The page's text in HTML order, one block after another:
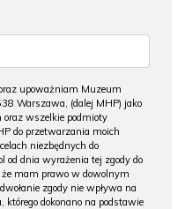
upoważniam Muzeum
Warszawa, (dalej MHP) jako
wszelkie podmioty
do przetwarzania moich
niezbędnych do
od dnia wyrażenia tej zgody do
że mam prawo w dowolnym
zgody nie wpływa na
dokonano na podstawie